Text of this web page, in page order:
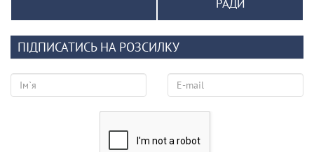
РАДИ
ПІДПИСАТИСЬ НА РОЗСИЛКУ